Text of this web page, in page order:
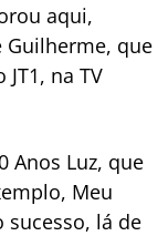
aqui,
Guilherme, que
na TV
Anos Luz, que
Meu
lá de